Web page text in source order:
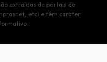
extraídas de portais de
etc) e têm caráter